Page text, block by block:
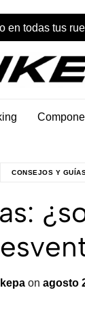
en todas tus
CONSEJOS Y
on agosto